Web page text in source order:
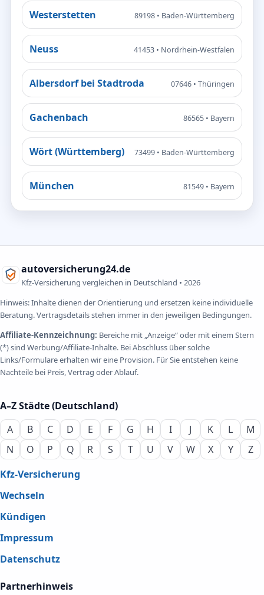
Westerstetten 89198 • Baden-Württemberg
Neuss 41453 • Nordrhein-Westfalen
Albersdorf bei Stadtroda 07646 • Thüringen
Gachenbach 86565 • Bayern
Wört (Württemberg) 73499 • Baden-Württemberg
München 81549 • Bayern
autoversicherung24.de
Kfz-Versicherung vergleichen in Deutschland • 2026
Hinweis: Inhalte dienen der Orientierung und ersetzen keine individuelle
Beratung. Vertragsdetails stehen immer in den jeweiligen Bedingungen.
Affiliate-Kennzeichnung: Bereiche mit „Anzeige“ oder mit einem Stern
(*) sind Werbung/Affiliate-Inhalte. Bei Abschluss über solche
Links/Formulare erhalten wir eine Provision. Für Sie entstehen keine
Nachteile bei Preis, Vertrag oder Ablauf.
A–Z Städte (Deutschland)
A
B C D E F G H I J K L
M
N
O P Q R S T U V W X Y
Z
Kfz-Versicherung
Wechseln
Kündigen
Impressum
Datenschutz
Partnerhinweis